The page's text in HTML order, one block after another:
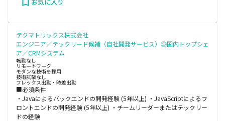
テクマトリックス株式会社
エンジニア／テックリード候補（自社開発サービス）◎国内トップシェ
ア／CRMシステム
転勤なし
リモートワーク
モダンな技術を採用
技術試験なし
フレックス出勤・時差出勤
■必須条件
・Javaによるバックエンドの開発経験 (5年以上) ・JavaScriptによるフ
ロントエンドの開発経験 (5年以上) ・チームリーダーまたはテックリー
ドの経験